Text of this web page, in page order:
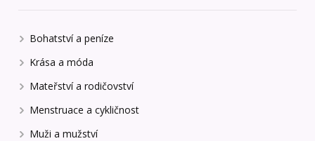
Bohatství a peníze
Krása a móda
Mateřství a rodičovství
Menstruace a cykličnost
Muži a mužství